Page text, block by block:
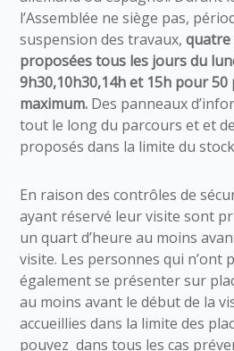
l’Assemblée ne siège pas,
suspension des travaux,quatre
proposées tous les jours du
9h30,10h30,14h et 15h pour
maximum. Des panneaux
tout le long du parcours et et
proposés dans la limite du
En raison des contrôles de
ayant réservé leur visite sont
un quart d’heure au moins
visite. Les personnes qui n’ont
également se présenter sur
au moins avant le début de la
accueillies dans la limite des
pouvez dans tous les cas